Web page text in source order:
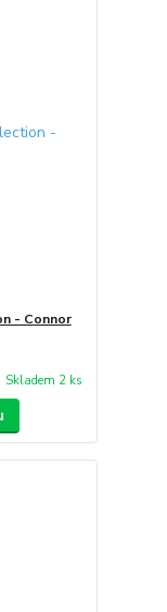
- Connor
Skladem 2 ks